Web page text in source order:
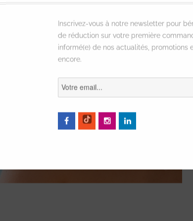
Inscrivez-vous à notre newsletter pour
de réduction sur votre première
informé(e) de nos actualités, promotions
encore.